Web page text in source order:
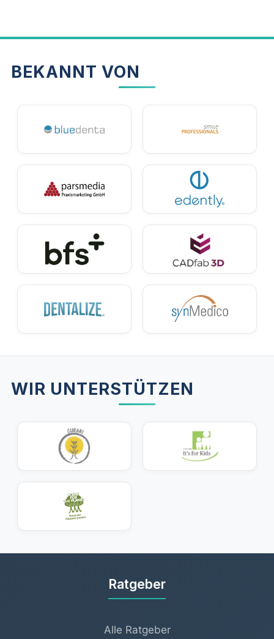
BEKANNT VON
WIR UNTERSTÜTZEN
Ratgeber
Alle Ratgeber